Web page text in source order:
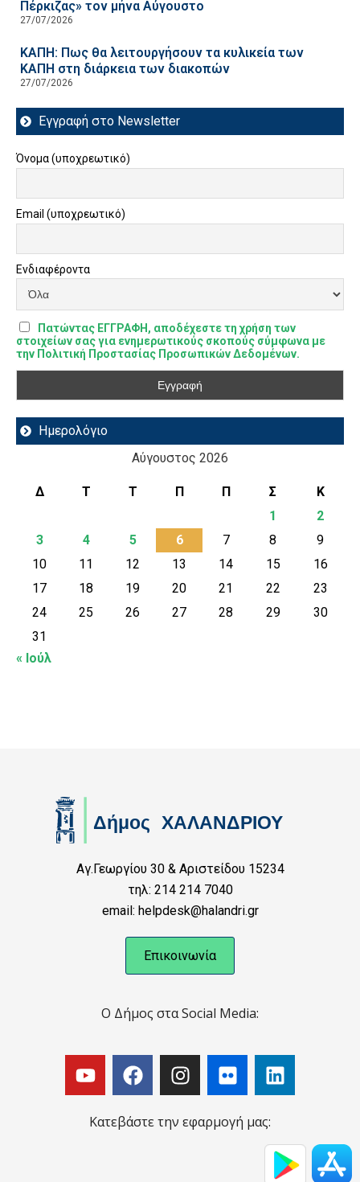
Πέρκιζας» τον μήνα Αύγουστο
27/07/2026
ΚΑΠΗ: Πως θα λειτουργήσουν τα κυλικεία των
ΚΑΠΗ στη διάρκεια των διακοπών
27/07/2026
Εγγραφή στο Newsletter
Όνομα (υποχρεωτικό)
Email (υποχρεωτικό)
Ενδιαφέροντα
Πατώντας ΕΓΓΡΑΦΗ, αποδέχεστε τη χρήση των
στοιχείων σας για ενημερωτικούς σκοπούς σύμφωνα με
την Πολιτική Προστασίας Προσωπικών Δεδομένων.
Ημερολόγιο
Αύγουστος 2026
Δ Τ Τ Π Π Σ
Κ
1
2
3
4 5 6 7 8
9
10
11 12 13 14 15
16
17
18 19 20 21 22
23
24
25 26 27 28 29
30
31
« Ιούλ
Αγ.Γεωργίου 30 & Αριστείδου 15234
τηλ: 214 214 7040
email: helpdesk@halandri.gr
Επικοινωνία
Ο Δήμος στα Social Media:
Κατεβάστε την εφαρμογή μας: